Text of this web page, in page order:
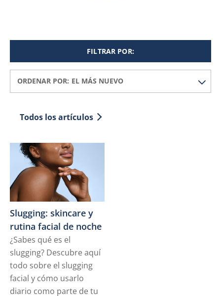
FILTRAR POR:
ORDENAR POR:
Todos los artículos
Slugging: skincare y
rutina facial de noche
¿Sabes qué es el
slugging? Descubre aquí
todo sobre el slugging
facial y cómo usarlo
diario como parte de tu